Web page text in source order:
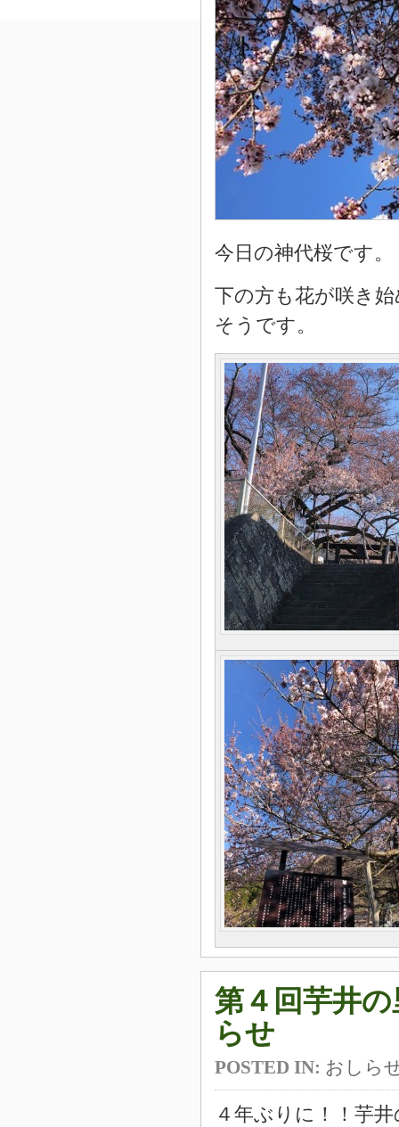
今日の神代桜です。
下の方も花が咲き
そうです。
第４回芋井
らせ
POSTED IN: おしら
４年ぶりに！！芋